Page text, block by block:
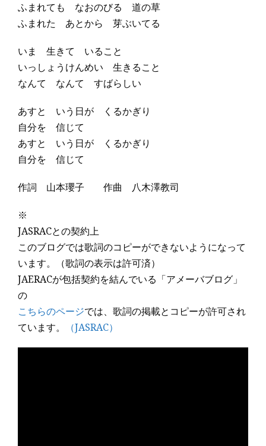
ふまれても なおのびる 道の草
ふまれた あとから 芽ぶいてる
いま 生きて いること
いっしょうけんめい 生きること
なんて なんて すばらしい
あすと いう日が くるかぎり
自分を 信じて
あすと いう日が くるかぎり
自分を 信じて
作詞 山本瓔子 作曲 八木澤教司
※
JASRACとの契約上
このブログでは歌詞のコピーができないようになって
います。（歌詞の表示は許可済）
JAERACが包括契約を結んでいる「アメーバブログ」
の
こちらのページでは、歌詞の掲載とコピーが許可され
ています。
（JASRAC）